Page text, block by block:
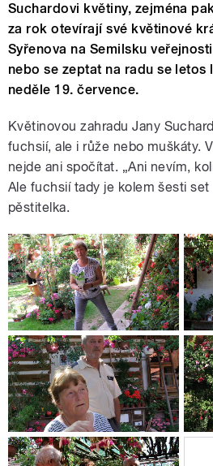
Suchardovi květiny, zejména
za rok otevírají své květinové
Syřenova na Semilsku
nebo se zeptat na radu se letos
neděle 19. července.
Květinovou zahradu Jany
fuchsií, ale i růže nebo muškáty.
nejde ani spočítat. „Ani nevím,
Ale fuchsií tady je kolem šesti
pěstitelka.